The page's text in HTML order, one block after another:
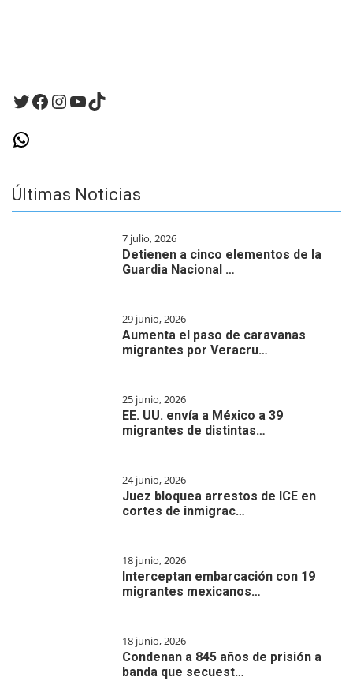
Twitter
Facebook
Instagram
YouTube
TikTok
WhatsApp
Últimas Noticias
7 julio, 2026
Detienen a cinco elementos de la
Guardia Nacional …
29 junio, 2026
Aumenta el paso de caravanas
migrantes por Veracru…
25 junio, 2026
EE. UU. envía a México a 39
migrantes de distintas…
24 junio, 2026
Juez bloquea arrestos de ICE en
cortes de inmigrac…
18 junio, 2026
Interceptan embarcación con 19
migrantes mexicanos…
18 junio, 2026
Condenan a 845 años de prisión a
banda que secuest…